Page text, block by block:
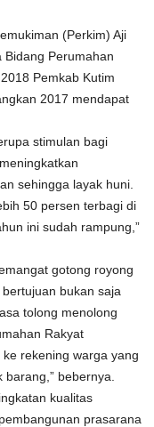
(Perkim) Aji
Perumahan
Pemkab Kutim
2017 mendapat
stimulan bagi
sehingga layak huni.
50 persen terbagi di
ini sudah rampung,”
gotong royong
bukan saja
tolong menolong
Rakyat
rekening warga yang
bebernya.
kualitas
prasarana